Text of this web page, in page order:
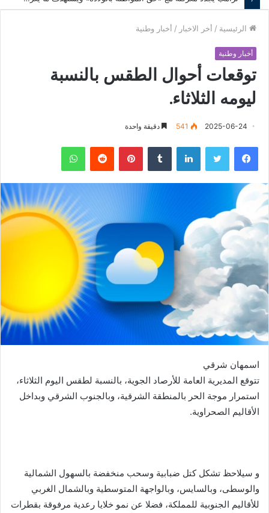
الرئيسية / أخر الاخبار / أخبار وطنية
أخبار وطنية
توقعات أحوال الطقس بالنسبة
ليومه الثلاثاء.
2025-06-24
541 دقيقة واحدة
فيسبوك لينكدإن بينتيريست
اسمهان شرقي
تتوقع المديرية العامة للأرصاد الجوية، بالنسبة لطقس اليوم الثلاثاء،
استمرار موجة الحر بالمنطقة الشرقية، وبالجنوب الشرقي وبداخل
الأقاليم الصحراوية.
و سيلاحظ تشكل كتل ضبابية وسحب منخفضة بالسهول الشمالية
والوسطى، وبالسايس، وبالواجهة المتوسطية وبالشمال الغربي
للأقاليم الجنوبية للمملكة، فضلا عن نمو خلايا رعدية مرفوقة بقطرات